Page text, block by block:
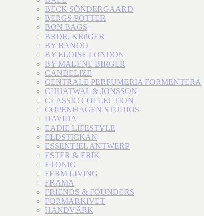
BECK SÖNDERGAARD
BERGS POTTER
BON BAGS
BRDR. KRüGER
BY BANOO
BY ELOISE LONDON
BY MALENE BIRGER
CANDELIZE
CENTRALE PERFUMERIA FORMENTERA
CHHATWAL & JONSSON
CLASSIC COLLECTION
COPENHAGEN STUDIOS
DAVIDA
EADIE LIFESTYLE
ELDSTICKAN
ESSENTIEL ANTWERP
ESTER & ERIK
ETONIC
FERM LIVING
FRAMA
FRIENDS & FOUNDERS
FORMARKIVET
HANDVÄRK